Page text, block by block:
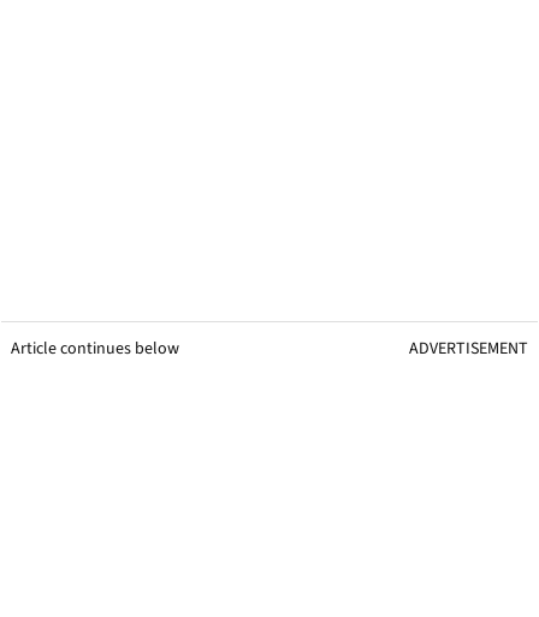
Article continues below ADVERTISEMENT